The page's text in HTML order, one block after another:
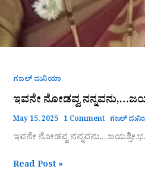
ಗಜಲ್ ದುನಿಯಾ
ಇವನೇ ನೋಡವ್ವ
May 15, 2025 1 Comment ಗಜಲ್
ಇವನೇ ನೋಡವ್ವ
Read Post »